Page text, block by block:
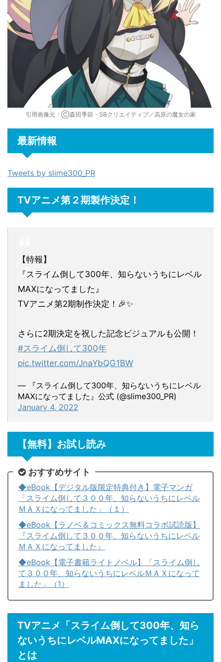
引用画像元：Ⓒ森田季節・SBクリエイティブ／高原の魔女の家
最新情報
Tweets by slime300_PR
TVアニメ第２期製作決定！
【特報】
『スライム倒して300年、知らないうちにレベル
MAXになってました』
TVアニメ第2期制作決定！🎉✨
さらに2期決定を祝した記念ビジュアルも公開！
#スライム倒して300年
pic.twitter.com/JnaYbQG1BW
— 『スライム倒して300年、知らないうちにレベル
MAXになってました』公式 (@slime300_PR)
January 4, 2022
【無料】お試し読み
おすすめサイト
◆eBook【デジタル版限定特典付き】電子マンガ
「スライム倒して３００年、知らないうちにレベル
ＭＡＸになってました」（１）
◆eBook【ラノベ＆コミックス無料コラボ試読版】
『スライム倒して３００年、知らないうちにレベル
ＭＡＸになってました』
◆eBook【電子書籍ライトノベル】「スライム倒し
て３００年、知らないうちにレベルＭＡＸになって
ました」（1）
TVアニメ「スライム倒して300年、知ら
ないうちにレベルMAXになってました」
とは